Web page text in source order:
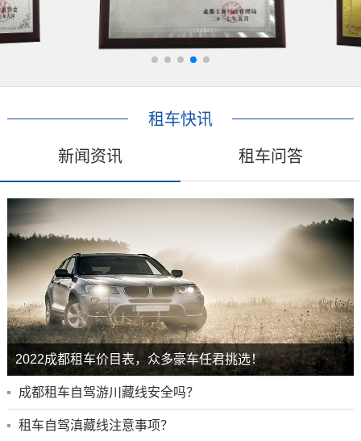
租车快讯
新闻资讯 租车问答
2022成都租车价目表，众多豪车任君挑选！
成都租车自驾游川藏线安全吗？
租车自驾滇藏线注意事项？